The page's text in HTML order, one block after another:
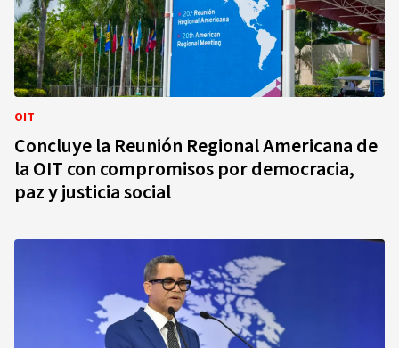
OIT
Concluye la Reunión Regional Americana de
la OIT con compromisos por democracia,
paz y justicia social